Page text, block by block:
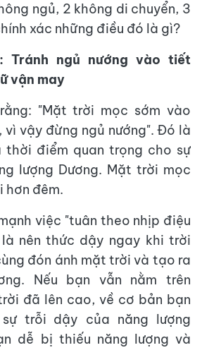
ngủ, 2 không di chuyển, 3
xác những điều đó là gì?
Tránh ngủ nướng vào tiết
vận may
"Mặt trời mọc sớm vào
vì vậy đừng ngủ nướng". Đó là
thời điểm quan trọng cho sự
lượng Dương. Mặt trời mọc
hơn đêm.
việc "tuân theo nhịp điệu
nên thức dậy ngay khi trời
đón ánh mặt trời và tạo ra
Nếu bạn vẫn nằm trên
đã lên cao, về cơ bản bạn
trỗi dậy của năng lượng
dễ bị thiếu năng lượng và